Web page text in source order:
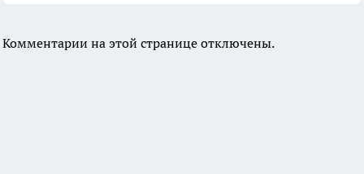
Комментарии на этой странице отключены.